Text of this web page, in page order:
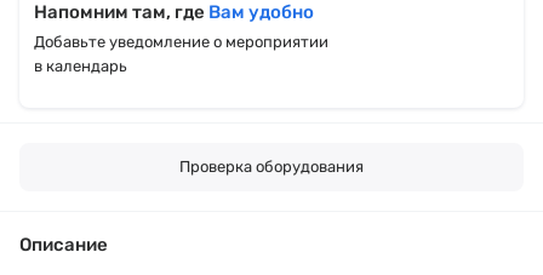
Напомним там, где Вам удобно
Добавьте уведомление о мероприятии
в календарь
Проверка оборудования
Описание